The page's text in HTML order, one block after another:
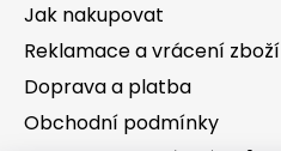
Jak nakupovat
Reklamace a vrácení zboží
Doprava a platba
Obchodní podmínky